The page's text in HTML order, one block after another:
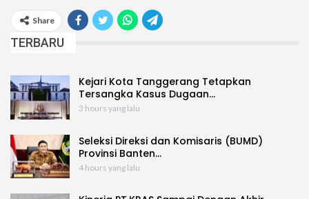
Share
TERBARU
Kejari Kota Tanggerang Tetapkan
Tersangka Kasus Dugaan…
3 hours yang lalu
Seleksi Direksi dan Komisaris (BUMD)
Provinsi Banten…
4 hours yang lalu